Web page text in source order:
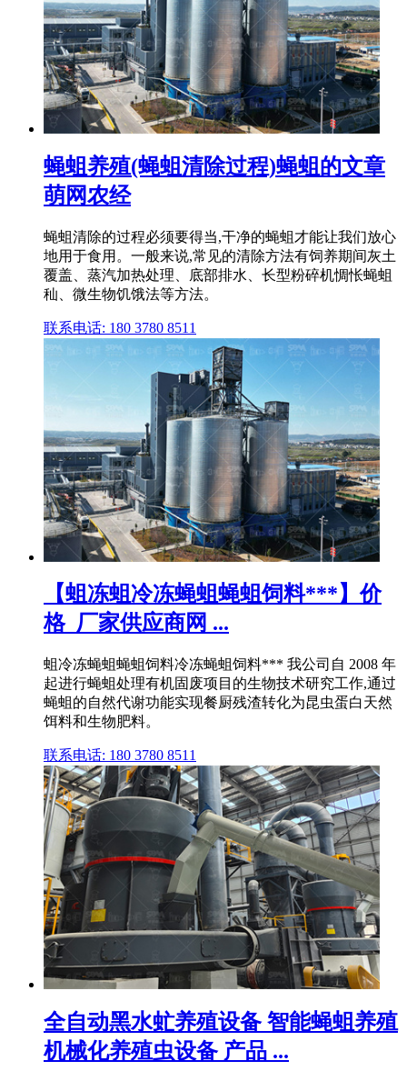
蝇蛆养殖(蝇蛆清除过程)蝇蛆的文章
萌网农经
蝇蛆清除的过程必须要得当,干净的蝇蛆才能让我们放心
地用于食用。一般来说,常见的清除方法有饲养期间灰土
覆盖、蒸汽加热处理、底部排水、长型粉碎机惆怅蝇蛆
秈、微生物饥饿法等方法。
联系电话: 180 3780 8511
【蛆冻蛆冷冻蝇蛆蝇蛆饲料***】价
格_厂家供应商网 ...
蛆冷冻蝇蛆蝇蛆饲料冷冻蝇蛆饲料*** 我公司自 2008 年
起进行蝇蛆处理有机固废项目的生物技术研究工作,通过
蝇蛆的自然代谢功能实现餐厨残渣转化为昆虫蛋白天然
饵料和生物肥料。
联系电话: 180 3780 8511
全自动黑水虻养殖设备 智能蝇蛆养殖
机械化养殖虫设备 产品 ...